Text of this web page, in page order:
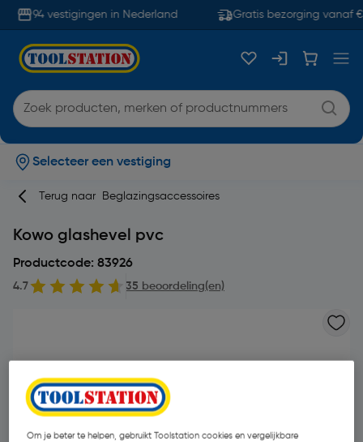
94 vestigingen in Nederland Gratis bezorging vanaf
Selecteer een vestiging
Terug naar Beglazingsaccessoires
Kowo glashevel pvc
Productcode: 83926
4.7 35 beoordeling(en)
Om je beter te helpen, gebruikt Toolstation cookies en vergelijkbare